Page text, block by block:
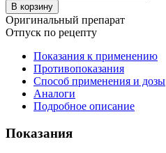
В корзину
Оригинальный препарат
Отпуск по рецепту
Показания к применению
Противопоказания
Способ применения и дозы
Аналоги
Подробное описание
Показания